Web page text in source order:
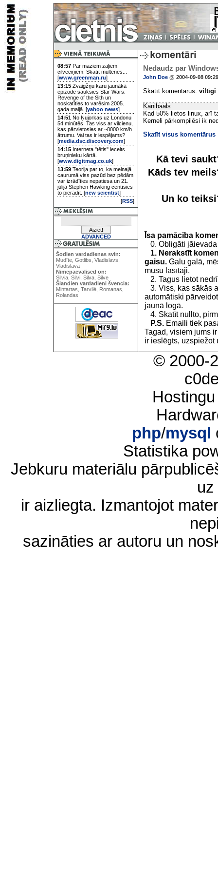
08:57 Par maziem zaļiem
cilvēciņiem. Skatīt multenes...
[www.greenman.ru]
13:15 Zvaigžņu karu jaunākā
epizode sauksies Star Wars:
Revenge of the Sith un
noskatīties to varēsim 2005.
gada maijā. [yahoo news]
14:51 No Ņujorkas uz Londonu
54 minūtēs. Tas viss ar vilcienu,
kas pārvietosies ar ~8000 km/h
ātrumu. Vai tas ir iespējams?
[media.dsc.discovery.com]
14:15 Interneta "tētis" iecelts
bruņinieku kārtā.
[www.digitmag.co.uk]
13:59 Teorija par to, ka melnajā
caurumā viss pazūd bez pēdām
var izrādīties nepatiesa un 21.
jūlijā Stephen Hawking centīsies
to pierādīt. [new scientist]
[RSS]
ADVANCED
Šodien vardadienas svin:
Mudīte, Gotlibs, Vladislavs,
Vladislava
Nimepaevalised on:
Silvia, Silvi, Silva, Silve
Šiandien vardadieni švencia:
Mintartas, Tarvilė, Romanas,
Rolandas
Nedaudz par
John Doe @ 2004-09-08 09:29
Skatīt komentārus: viltīgi
Kanibaals
Kad 50% lietos linux, arī
Kerneli pārkompilēsi ik
Skatīt visus komentārus
Kā tevi
Kāds tev
Un ko
Īsa pamācība
0. Obligāti jāievada
1. Nerakstīt
gaisu. Galu galā,
mūsu lasītāji.
2. Tagus lietot
3. Viss, kas sākās
automātiski
jaunā logā.
4. Skatīt nullto,
P.S. Emaili tiek
Tagad, visiem jums
ir ieslēgts, uzspiežot
© 2000-
php/mysql
Statistika
Jebkuru materiālu
ir aizliegta. Izmantojot
sazināties ar autoru un